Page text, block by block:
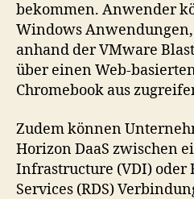
bekommen. Anwender
Windows
anhand der VMware
über einen Web-
Chromebook aus
Zudem können
Horizon DaaS zwischen
Infrastructure (VDI) oder
Services (RDS)